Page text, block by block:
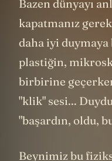
Bazen dünyayı
kapatmanız
daha iyi duymaya
plastiğin,
birbirine
"klik" sesi...
"başardın, oldu,
Beynimiz bu